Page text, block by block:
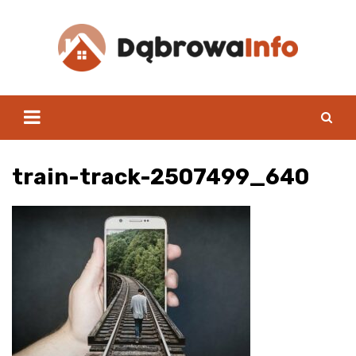
train-track-2507499_640